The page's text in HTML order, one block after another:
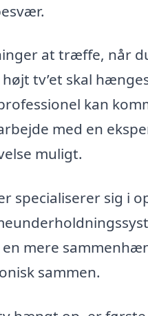
at træffe, når
tv’et skal
kan
med en
muligt.
specialiserer sig i
mere
sammen.